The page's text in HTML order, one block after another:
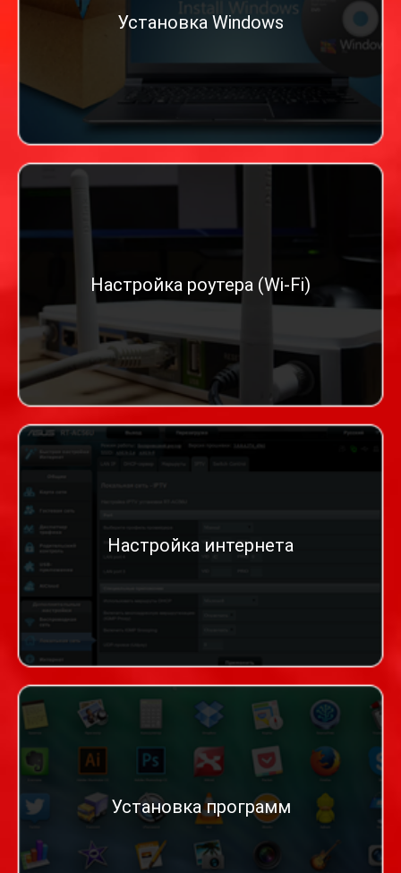
Установка Windows
Настройка роутера (Wi-Fi)
Настройка интернета
Установка программ